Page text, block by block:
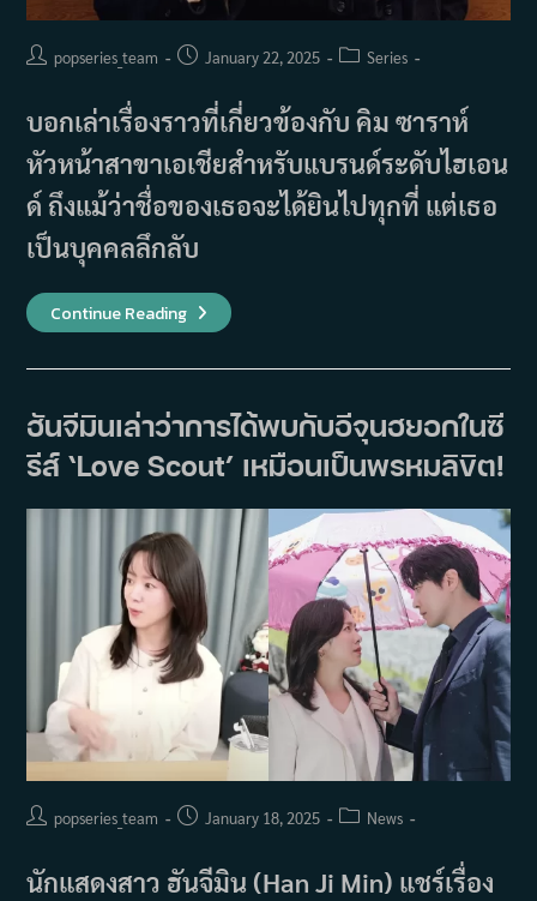
Postpopseries_team
PostJanuary 22, 2025
PostSeries
บอกเล่าเรื่องราวที่เกี่ยวข้องกับ คิม ซาราห์
หัวหน้าสาขาเอเชียสำหรับแบรนด์ระดับไฮเอน
ด์ ถึงแม้ว่าชื่อของเธอจะได้ยินไปทุกที่ แต่เธอ
เป็นบุคคลลึกลับ
Continue Readingเรื่อง
ย่อ
Sarah
ราห์
เริ่
วง
(2026)
ฮันจีมินเล่าว่าการได้พบกับอีจุนฮยอกในซี
รีส์ ‘Love Scout’ เหมือนเป็นพรหมลิขิต!
Postpopseries_team
PostJanuary 18, 2025
PostNews
นักแสดงสาว ฮันจีมิน (Han Ji Min) แชร์เรื่อง